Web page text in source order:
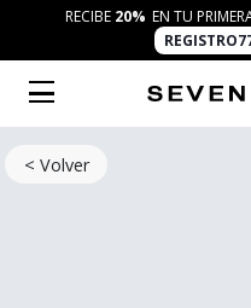
RECIBE 20% EN TU
< Volver